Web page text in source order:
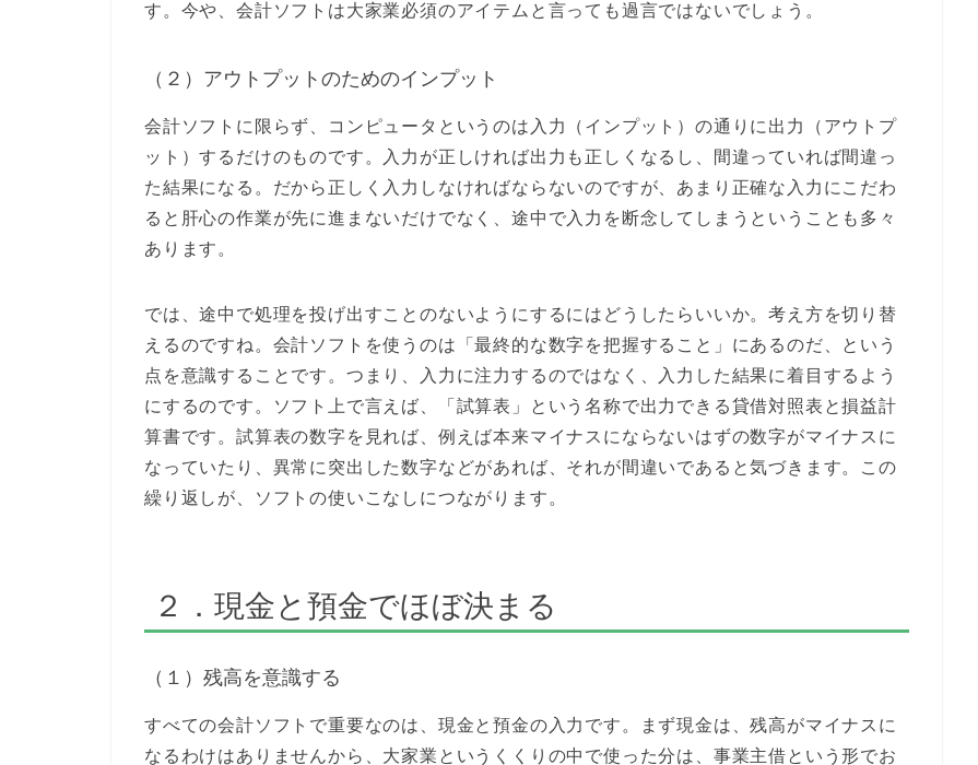
す。今や、会計ソフトは大家業必須のアイテムと言っても過言ではないでしょう。
（２）アウトプットのためのインプット
会計ソフトに限らず、コンピュータというのは入力（インプット）の通りに出力（アウトプ
ット）するだけのものです。入力が正しければ出力も正しくなるし、間違っていれば間違っ
た結果になる。だから正しく入力しなければならないのですが、あまり正確な入力にこだわ
ると肝心の作業が先に進まないだけでなく、途中で入力を断念してしまうということも多々
あります。
では、途中で処理を投げ出すことのないようにするにはどうしたらいいか。考え方を切り替
えるのですね。会計ソフトを使うのは「最終的な数字を把握すること」にあるのだ、という
点を意識することです。つまり、入力に注力するのではなく、入力した結果に着目するよう
にするのです。ソフト上で言えば、「試算表」という名称で出力できる貸借対照表と損益計
算書です。試算表の数字を見れば、例えば本来マイナスにならないはずの数字がマイナスに
なっていたり、異常に突出した数字などがあれば、それが間違いであると気づきます。この
繰り返しが、ソフトの使いこなしにつながります。
２．現金と預金でほぼ決まる
（１）残高を意識する
すべての会計ソフトで重要なのは、現金と預金の入力です。まず現金は、残高がマイナスに
なるわけはありませんから、大家業というくくりの中で使った分は、事業主借という形でお